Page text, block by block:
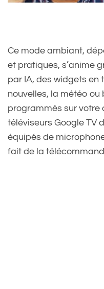
Ce mode ambiant,
et pratiques, s’anime
par IA, des widgets en
nouvelles, la météo ou
programmés sur votre
téléviseurs Google TV
équipés de
fait de la